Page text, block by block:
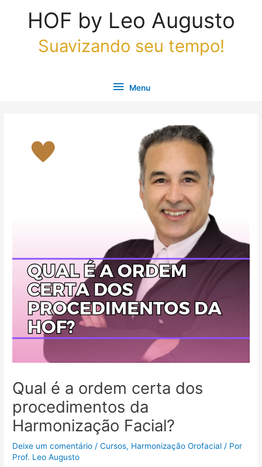
HOF by Leo Augusto
Suavizando seu tempo!
Menu
Menu
Qual é a ordem certa dos
procedimentos da
Harmonização Facial?
Deixe um comentário /Cursos, Harmonização Orofacial / Por
Prof. Leo Augusto